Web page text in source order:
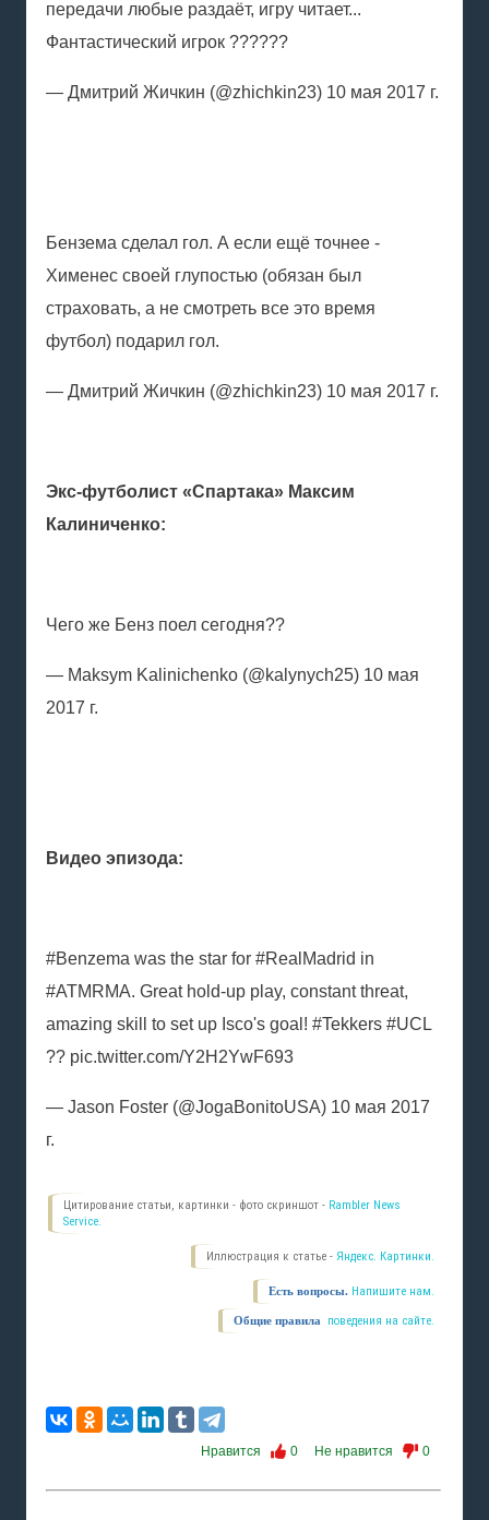
передачи любые раздаёт, игру читает...
Фантастический игрок ??????
— Дмитрий Жичкин (@zhichkin23) 10 мая 2017 г.
Бензема сделал гол. А если ещё точнее -
Хименес своей глупостью (обязан был
страховать, а не смотреть все это время
футбол) подарил гол.
— Дмитрий Жичкин (@zhichkin23) 10 мая 2017 г.
Экс-футболист «Спартака» Максим
Калиниченко:
Чего же Бенз поел сегодня??
— Maksym Kalinichenko (@kalynych25) 10 мая
2017 г.
Видео эпизода:
#Benzema was the star for #RealMadrid in
#ATMRMA. Great hold-up play, constant threat,
amazing skill to set up Isco's goal! #Tekkers #UCL
?? pic.twitter.com/Y2H2YwF693
— Jason Foster (@JogaBonitoUSA) 10 мая 2017
г.
Цитирование статьи, картинки - фото скриншот - Rambler News
Service.
Иллюстрация к статье - Яндекс. Картинки.
Есть вопросы. Напишите нам.
Общие правила поведения на сайте.
Нравится 0 Не нравится 0